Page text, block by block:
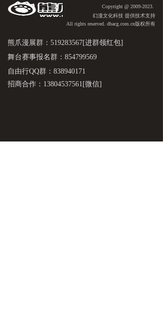
Copyright @ 2009-2023.
​​幻漫文化科技 提供技术支持
All rights reserved. dbacg.com.cn版权所有
熊爪漫展群：519283567[进群领红包]
舞台赛事报名群：854799569
自由行QQ群：838940171
招商合作：13804537561[微信]